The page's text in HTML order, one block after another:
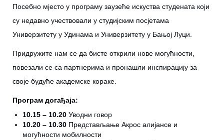
Посебно мјесто у програму заузеће искуства студената који
су недавно учествовали у студијским посјетама
Универзитету у Удинама и Универзитету у Бањој Луци.
Придружите нам се да бисте открили нове могућности,
повезали се са партнерима и пронашли инспирацију за
своје будуће академске кораке.
Програм догађаја:
10.15 – 10.20 Уводни говор
10.20 – 10.30 Представљање Акрос алијансе и
могућности мобилности